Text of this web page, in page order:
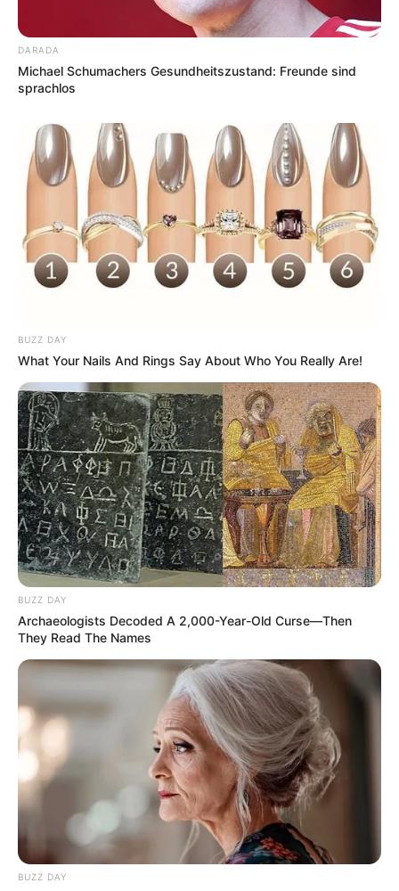
DARADA
Michael Schumachers Gesundheitszustand: Freunde sind
sprachlos
BUZZ DAY
What Your Nails And Rings Say About Who You Really Are!
BUZZ DAY
Archaeologists Decoded A 2,000-Year-Old Curse—Then
They Read The Names
BUZZ DAY